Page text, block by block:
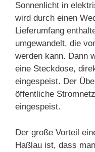
Sonnenlicht in
wird durch einen
Lieferumfang
umgewandelt, die
werden kann. Dann
eine Steckdose,
eingespeist. Der
öffentliche
eingespeist.
Der große Vorteil
Haßlau ist, dass